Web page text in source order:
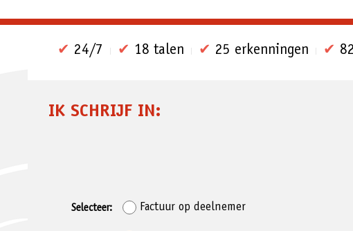
✔ 24/7 ✔ 18 talen ✔ 25 erkenningen ✔
IK SCHRIJF IN:
Selecteer: Factuur op deelnemer